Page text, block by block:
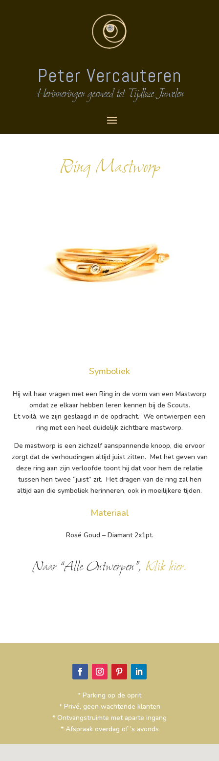
Peter Vercauteren
Herinneringen gesmeed tot Tijdloze Juwelen
Ring Mastworp
Symboliek
Hij wil haar vragen met een Ring in de vorm van een Mastworp
omdat ze elkaar hebben leren kennen bij de Scouts.
Et voilà, we zijn geslaagd in de opdracht. We ontwierpen een
ring met een heel duidelijk zichtbare mastworp.
De mastworp is een zichzelf aanspannende knoop, die ervoor
zorgt dat de verhoudingen altijd juist zitten. Met het geven van
deze ring aan zijn verloofde toont hij dat voor hem de relatie
tussen hen twee “juist” zit. Het dragen van de ring zal hen
altijd aan die symboliek herinneren, ook in moeilijkere tijden.
Materiaal
Rosé Goud – Diamant 2x1pt.
Naar “Alle Ontwerpen”, Klik hier.
* Parking op de oprit
* Privé, geen wachtende klanten
* Ontvangstruimte met aparte ingang
* Afspraak overdag of 's avonds